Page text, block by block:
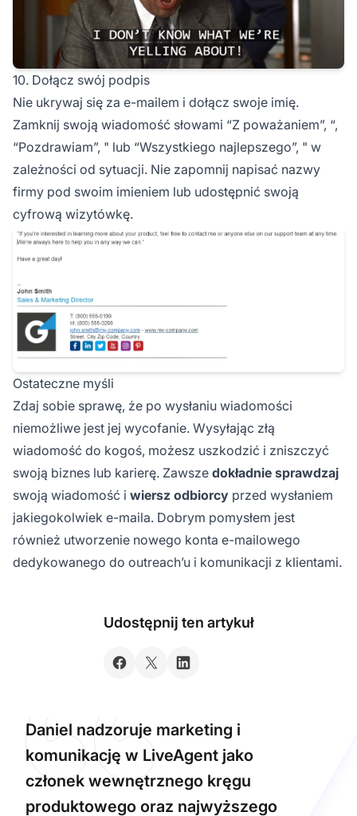
10. Dołącz swój podpis
Nie ukrywaj się za e-mailem i dołącz swoje imię.
Zamknij swoją wiadomość słowami “Z poważaniem”, “,
“Pozdrawiam”, " lub “Wszystkiego najlepszego”, " w
zależności od sytuacji. Nie zapomnij napisać nazwy
firmy pod swoim imieniem lub udostępnić swoją
cyfrową wizytówkę.
Ostateczne myśli
Zdaj sobie sprawę, że po wysłaniu wiadomości
niemożliwe jest jej wycofanie. Wysyłając złą
wiadomość do kogoś, możesz uszkodzić i zniszczyć
swoją biznes lub karierę. Zawsze dokładnie sprawdzaj
swoją wiadomość i wiersz odbiorcy przed wysłaniem
jakiegokolwiek e-maila. Dobrym pomysłem jest
również utworzenie nowego konta e-mailowego
dedykowanego do outreach’u i komunikacji z klientami.
Udostępnij ten artykuł
Daniel nadzoruje marketing i
komunikację w LiveAgent jako
członek wewnętrznego kręgu
produktowego oraz najwyższego